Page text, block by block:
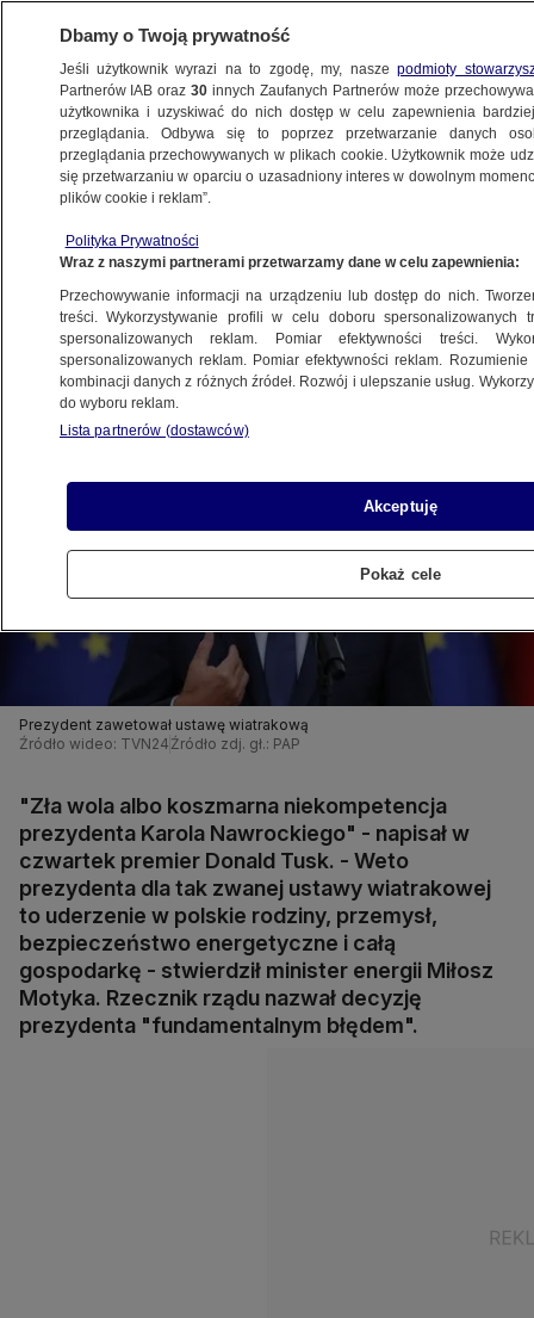
BIZNES
Z KRAJU
premiera
21.08.2025, 12:46Aktualizacja: 21.08.2025, 15:57
Udostępnij
Prezydent zawetował ustawę wiatrakową
Źródło wideo: TVN24 Źródło zdj. gł.: PAP
"Zła wola albo koszmarna niekompetencja
prezydenta Karola Nawrockiego" - napisał w
czwartek premier Donald Tusk. - Weto
prezydenta dla tak zwanej ustawy wiatrakowej
to uderzenie w polskie rodziny, przemysł,
bezpieczeństwo energetyczne i całą
gospodarkę - stwierdził minister energii Miłosz
Motyka. Rzecznik rządu nazwał decyzję
prezydenta "fundamentalnym błędem".
Dbamy o Twoją prywatność
Jeśli użytkownik wyrazi na to zgodę, my, naszepodmioty
Partnerów IAB oraz30 innych Zaufanych Partnerów może
użytkownika i uzyskiwać do nich dostęp w celu zapewnienia
przeglądania. Odbywa się to poprzez przetwarzanie danych
przeglądania przechowywanych w plikach cookie. Użytkownik może
się przetwarzaniu w oparciu o uzasadniony interes w dowolnym
plików cookie i reklam”.
Polityka Prywatności
Wraz z naszymi partnerami przetwarzamy dane w celu zapewnienia:
Przechowywanie informacji na urządzeniu lub dostęp do nich.
treści. Wykorzystywanie profili w celu doboru spersonalizowanych
spersonalizowanych reklam. Pomiar efektywności treści.
spersonalizowanych reklam. Pomiar efektywności reklam.
kombinacji danych z różnych źródeł. Rozwój i ulepszanie usług.
do wyboru reklam.
Lista partnerów (dostawców)
Akceptuję
Pokaż cele